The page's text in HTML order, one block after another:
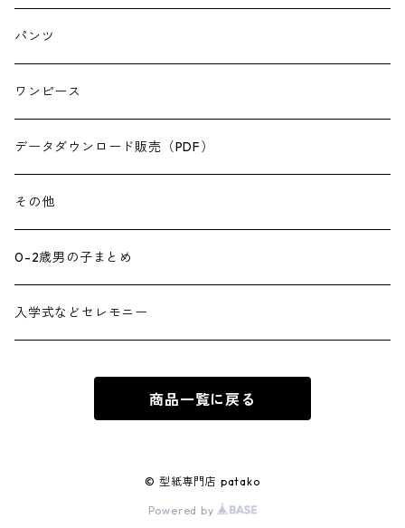
パンツ
ワンピース
データダウンロード販売（PDF）
その他
0-2歳男の子まとめ
入学式などセレモニー
商品一覧に戻る
© 型紙専門店 patako
Powered by